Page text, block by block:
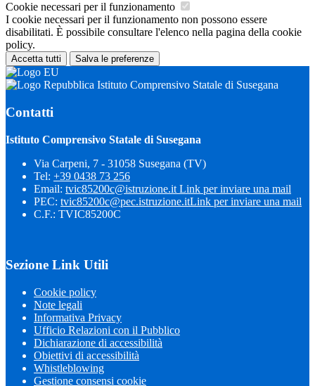
Cookie necessari per il funzionamento
I cookie necessari per il funzionamento non possono essere
disabilitati. È possibile consultare l'elenco nella pagina della cookie
policy.
Accetta tutti Salva le preferenze
Istituto Comprensivo Statale di Susegana
Contatti
Istituto Comprensivo Statale di Susegana
Via Carpeni, 7 - 31058 Susegana (TV)
Tel: +39 0438 73 256
Email: tvic85200c@istruzione.it Link per inviare una mail
PEC: tvic85200c@pec.istruzione.itLink per inviare una mail
C.F.: TVIC85200C
Sezione Link Utili
Cookie policy
Note legali
Informativa Privacy
Ufficio Relazioni con il Pubblico
Dichiarazione di accessibilità
Obiettivi di accessibilità
Whistleblowing
Gestione consensi cookie